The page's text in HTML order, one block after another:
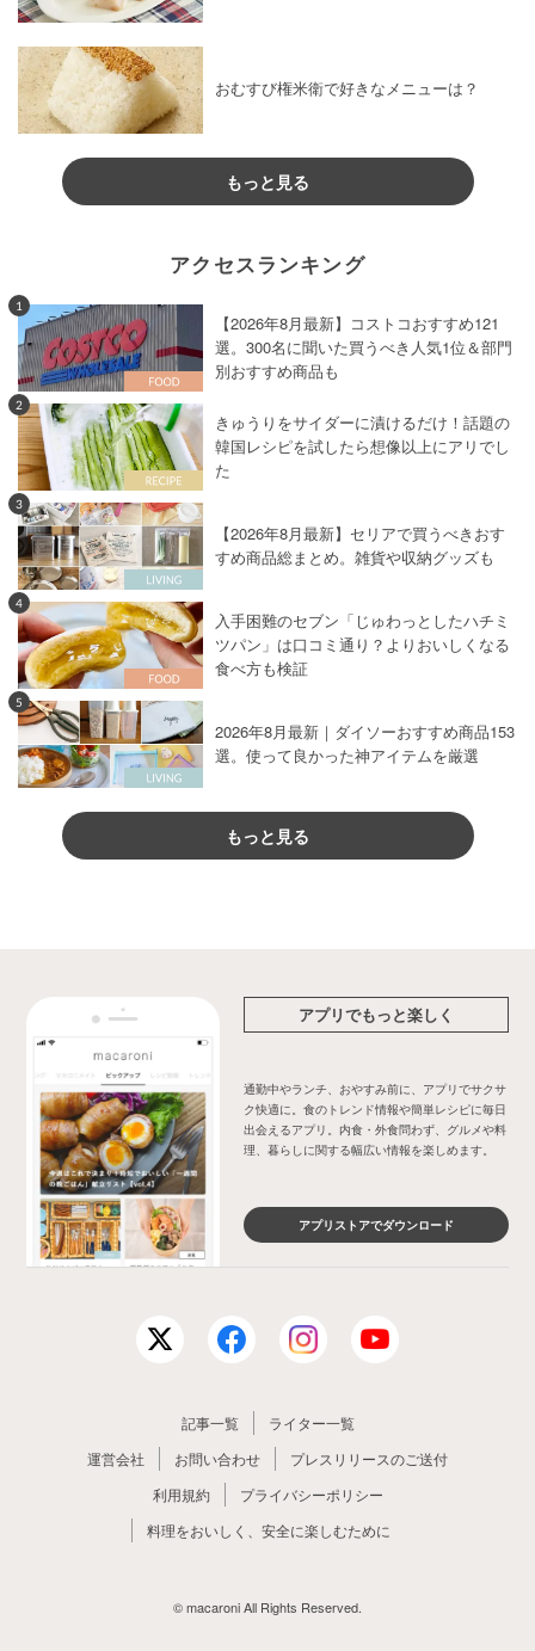
おむすび権米衛で好きなメニューは？
もっと見る
アクセスランキング
1
【2026年8月最新】コストコおすすめ121
選。300名に聞いた買うべき人気1位＆部門
別おすすめ商品も
2
きゅうりをサイダーに漬けるだけ！話題の
韓国レシピを試したら想像以上にアリでし
た
3
【2026年8月最新】セリアで買うべきおす
すめ商品総まとめ。雑貨や収納グッズも
4
入手困難のセブン「じゅわっとしたハチミ
ツパン」は口コミ通り？よりおいしくなる
食べ方も検証
5
2026年8月最新｜ダイソーおすすめ商品153
選。使って良かった神アイテムを厳選
もっと見る
アプリでもっと楽しく
通勤中やランチ、おやすみ前に、アプリでサクサ
ク快適に。食のトレンド情報や簡単レシピに毎日
出会えるアプリ。内食・外食問わず、グルメや料
理、暮らしに関する幅広い情報を楽しめます。
アプリストアでダウンロード
記事一覧
ライター一覧
運営会社
お問い合わせ
プレスリリースのご送付
利用規約
プライバシーポリシー
料理をおいしく、安全に楽しむために
© macaroni All Rights Reserved.